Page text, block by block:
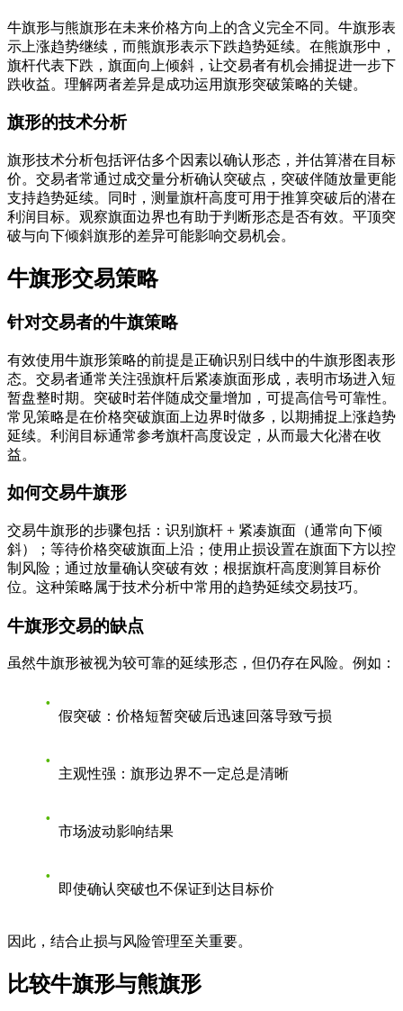
牛旗形与熊旗形在未来价格方向上的含义完全不同。牛旗形表
示上涨趋势继续，而熊旗形表示下跌趋势延续。在熊旗形中，
旗杆代表下跌，旗面向上倾斜，让交易者有机会捕捉进一步下
跌收益。理解两者差异是成功运用旗形突破策略的关键。
旗形的技术分析
旗形技术分析包括评估多个因素以确认形态，并估算潜在目标
价。交易者常通过成交量分析确认突破点，突破伴随放量更能
支持趋势延续。同时，测量旗杆高度可用于推算突破后的潜在
利润目标。观察旗面边界也有助于判断形态是否有效。平顶突
破与向下倾斜旗形的差异可能影响交易机会。
牛旗形交易策略
针对交易者的牛旗策略
有效使用牛旗形策略的前提是正确识别日线中的牛旗形图表形
态。交易者通常关注强旗杆后紧凑旗面形成，表明市场进入短
暂盘整时期。突破时若伴随成交量增加，可提高信号可靠性。
常见策略是在价格突破旗面上边界时做多，以期捕捉上涨趋势
延续。利润目标通常参考旗杆高度设定，从而最大化潜在收
益。
如何交易牛旗形
交易牛旗形的步骤包括：识别旗杆 + 紧凑旗面（通常向下倾
斜）；等待价格突破旗面上沿；使用止损设置在旗面下方以控
制风险；通过放量确认突破有效；根据旗杆高度测算目标价
位。这种策略属于技术分析中常用的趋势延续交易技巧。
牛旗形交易的缺点
虽然牛旗形被视为较可靠的延续形态，但仍存在风险。例如：
假突破 ：价格短暂突破后迅速回落导致亏损
主观性强 ：旗形边界不一定总是清晰
市场波动影响结果
即使确认突破也不保证到达目标价
因此，结合止损与风险管理至关重要。
比较牛旗形与熊旗形